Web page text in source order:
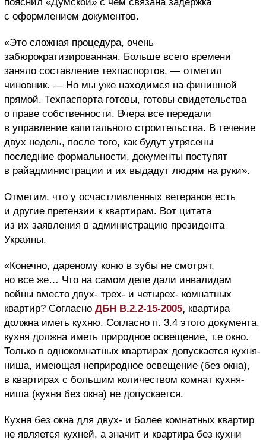
с оформлением документов.
«Это сложная процедура, очень
забюрократизированная. Больше всего времени
заняло составление техпаспортов, — отметил
чиновник. — Но мы уже находимся на финишной
прямой. Техпаспорта готовы, готовы свидетельства
о праве собственности. Вчера все передали
в управление капитального строительства. В течение
двух недель, после того, как будут утрясены
последние формальности, документы поступят
в райадминистрации и их выдадут людям на руки».
Отметим, что у осчастливленных ветеранов есть
и другие претензии к квартирам. Вот цитата
из их заявления в администрацию президента
Украины.
«Конечно, дареному коню в зубы не смотрят,
но все же… Что на самом деле дали инвалидам
войны вместо двух- трех- и четырех- комнатных
квартир? Согласно ДБН В.2.2-15-2005, квартира
должна иметь кухню. Согласно п. 3.4 этого документа,
кухня должна иметь природное освещение, т.е окно.
Только в однокомнатных квартирах допускается кухня-
ниша, имеющая неприродное освещение (без окна),
в квартирах с большим количеством комнат кухня-
ниша (кухня без окна) не допускается.
Кухня без окна для двух- и более комнатных квартир
не является кухней, а значит и квартира без кухни